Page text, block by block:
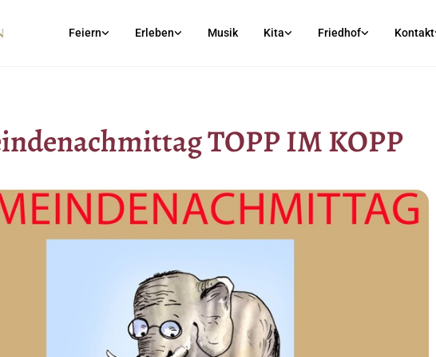
Feiern Erleben Musik Kita Friedhof Kontakt
TOPP IM KOPP